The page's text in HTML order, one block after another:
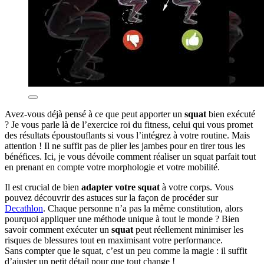
Avez-vous déjà pensé à ce que peut apporter un squat bien exécuté
? Je vous parle là de l’exercice roi du fitness, celui qui vous promet
des résultats époustouflants si vous l’intégrez à votre routine. Mais
attention ! Il ne suffit pas de plier les jambes pour en tirer tous les
bénéfices. Ici, je vous dévoile comment réaliser un squat parfait tout
en prenant en compte votre morphologie et votre mobilité.
Il est crucial de bien adapter votre squat à votre corps. Vous
pouvez découvrir des astuces sur la façon de procéder sur
Decathlon. Chaque personne n’a pas la même constitution, alors
pourquoi appliquer une méthode unique à tout le monde ? Bien
savoir comment exécuter un squat peut réellement minimiser les
risques de blessures tout en maximisant votre performance.
Sans compter que le squat, c’est un peu comme la magie : il suffit
d’ajuster un petit détail pour que tout change !